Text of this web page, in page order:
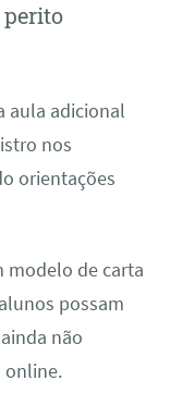
aula adicional
nos
orientações
modelo de carta
possam
não
online.